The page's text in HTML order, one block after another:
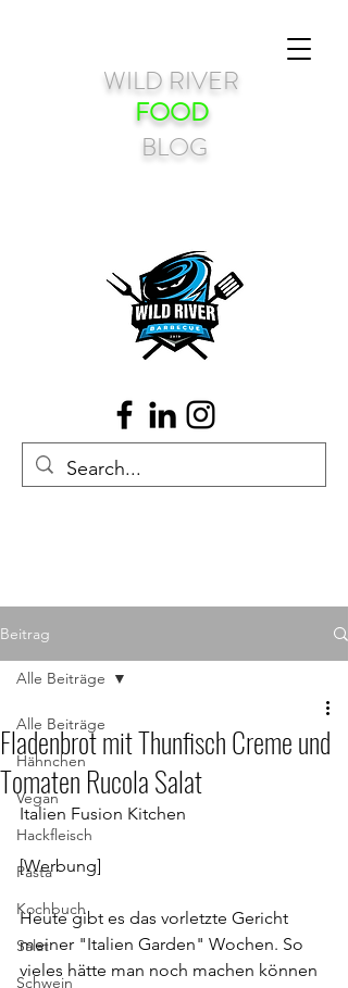
WILD RIVER
FOOD
BLOG
Beitrag
Alle Beiträge
Hähnchen
Vegan
Hackfleisch
Pasta
Kochbuch
Salat
Schwein
Alle Beiträge
Fladenbrot mit Thunfisch Creme und
Tomaten Rucola Salat
Italien Fusion Kitchen
[Werbung]
Heute gibt es das vorletzte Gericht
meiner "Italien Garden" Wochen. So
vieles hätte man noch machen können